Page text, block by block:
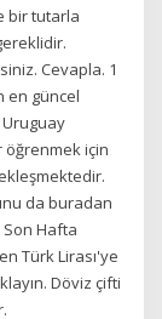
bir tutarla
Cevapla. 1
en güncel
öğrenmek için
da buradan
Son Hafta
Türk Lirası'ye
Döviz çifti